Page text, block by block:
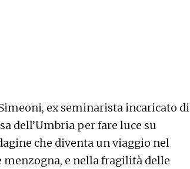
ex seminarista incaricato di
dell’Umbria per fare luce su
che diventa un viaggio nel
menzogna, e nella fragilità delle